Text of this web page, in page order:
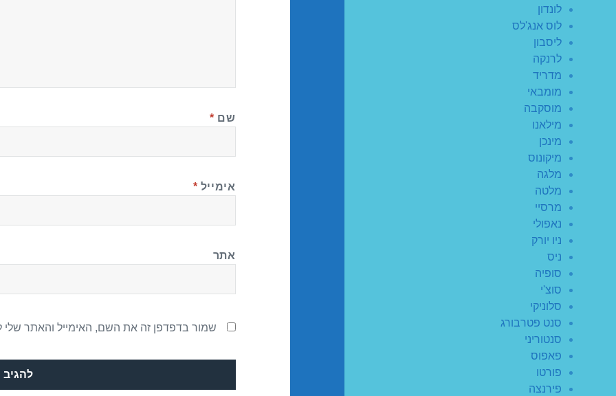
לונדון
לוס אנג'לס
ליסבון
לרנקה
מדריד
מומבאי
מוסקבה
מילאנו
מינכן
מיקונוס
מלגה
מלטה
מרסיי
נאפולי
ניו יורק
ניס
סופיה
סוצ'י
סלוניקי
סנט פטרבורג
סנטוריני
פאפוס
פורטו
פירנצה
שם *
אימייל *
אתר
שמור בדפדפן זה את השם, האימייל והאתר